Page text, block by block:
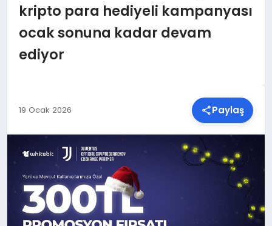
SAĞLIK
SIYASET
YAŞAM
MALATYA HABERLERI
kripto para hediyeli kampanyası
ocak sonuna kadar devam
ediyor
19 Ocak 2026 Paylaş